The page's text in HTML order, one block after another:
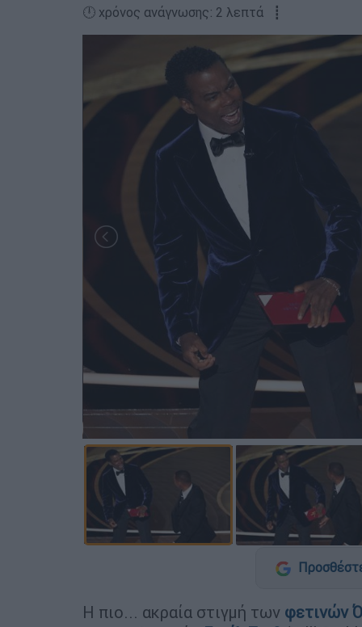
🕛 χρόνος ανάγνωσης: 2 λεπτά ┋
Η πιο... ακραία στιγμή των φετινών